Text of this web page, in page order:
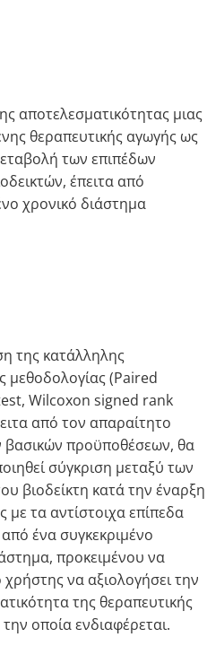
αποτελεσματικότητας μιας
θεραπευτικής αγωγής ως
των επιπέδων
έπειτα από
χρονικό διάστημα
της κατάλληλης
μεθοδολογίας (Paired
Wilcoxon signed rank
από τον απαραίτητο
βασικών προϋποθέσεων, θα
σύγκριση μεταξύ των
βιοδείκτη κατά την έναρξη
με τα αντίστοιχα επίπεδα
ένα συγκεκριμένο
προκειμένου να
χρήστης να αξιολογήσει την
της θεραπευτικής
οποία ενδιαφέρεται.